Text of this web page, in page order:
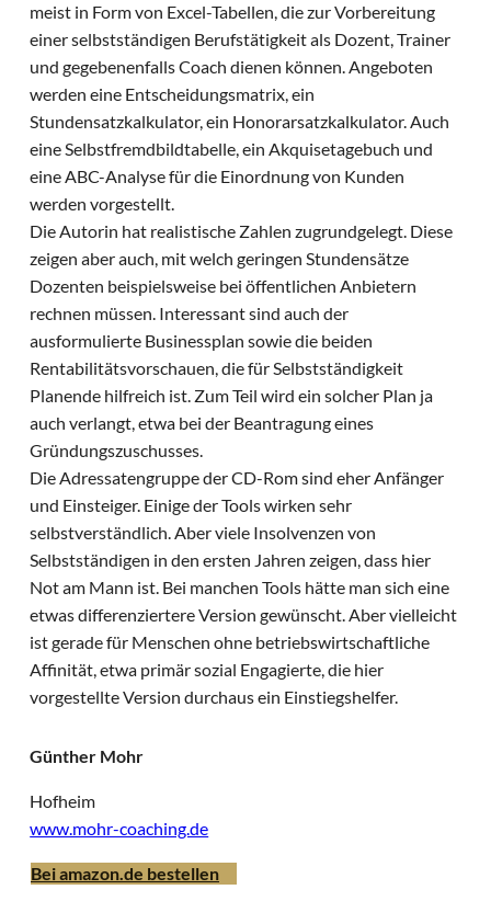
meist in Form von Excel-Tabellen, die zur Vorbereitung
einer selbstständigen Berufstätigkeit als Dozent, Trainer
und gegebenenfalls Coach dienen können. Angeboten
werden eine Entscheidungsmatrix, ein
Stundensatzkalkulator, ein Honorarsatzkalkulator. Auch
eine Selbstfremdbildtabelle, ein Akquisetagebuch und
eine ABC-Analyse für die Einordnung von Kunden
werden vorgestellt.
Die Autorin hat realistische Zahlen zugrundgelegt. Diese
zeigen aber auch, mit welch geringen Stundensätze
Dozenten beispielsweise bei öffentlichen Anbietern
rechnen müssen. Interessant sind auch der
ausformulierte Businessplan sowie die beiden
Rentabilitätsvorschauen, die für Selbstständigkeit
Planende hilfreich ist. Zum Teil wird ein solcher Plan ja
auch verlangt, etwa bei der Beantragung eines
Gründungszuschusses.
Die Adressatengruppe der CD-Rom sind eher Anfänger
und Einsteiger. Einige der Tools wirken sehr
selbstverständlich. Aber viele Insolvenzen von
Selbstständigen in den ersten Jahren zeigen, dass hier
Not am Mann ist. Bei manchen Tools hätte man sich eine
etwas differenziertere Version gewünscht. Aber vielleicht
ist gerade für Menschen ohne betriebswirtschaftliche
Affinität, etwa primär sozial Engagierte, die hier
vorgestellte Version durchaus ein Einstiegshelfer.
Günther Mohr
Hofheim
www.mohr-coaching.de
Bei amazon.de bestellen